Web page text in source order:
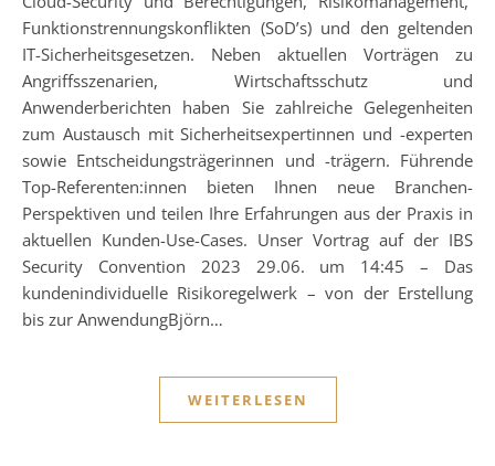
Funktionstrennungskonflikten (SoD’s) und den geltenden
IT-Sicherheitsgesetzen. Neben aktuellen Vorträgen zu
Angriffsszenarien, Wirtschaftsschutz und
Anwenderberichten haben Sie zahlreiche Gelegenheiten
zum Austausch mit Sicherheitsexpertinnen und -experten
sowie Entscheidungsträgerinnen und -trägern. Führende
Top-Referenten:innen bieten Ihnen neue Branchen-
Perspektiven und teilen Ihre Erfahrungen aus der Praxis in
aktuellen Kunden-Use-Cases. Unser Vortrag auf der IBS
Security Convention 2023 29.06. um 14:45 – Das
kundenindividuelle Risikoregelwerk – von der Erstellung
bis zur AnwendungBjörn…
WEITERLESEN